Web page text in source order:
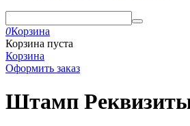
0Корзина
Корзина пуста
Корзина
Оформить заказ
Штамп